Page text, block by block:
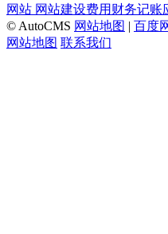
网站 网站建设费用财务记
© AutoCMS 网站地图 | 百度
网站地图 联系我们